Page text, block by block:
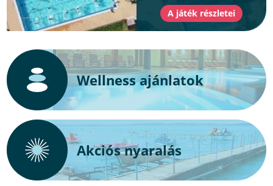
Wellness ajánlatok
Akciós nyaralás